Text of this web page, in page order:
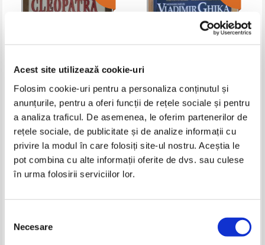
Acest site utilizează cookie-uri
Folosim cookie-uri pentru a personaliza conținutul și
anunțurile, pentru a oferi funcții de rețele sociale și pentru
a analiza traficul. De asemenea, le oferim partenerilor de
rețele sociale, de publicitate și de analize informații cu
privire la modul în care folosiți site-ul nostru. Aceștia le
pot combina cu alte informații oferite de dvs. sau culese
în urma folosirii serviciilor lor.
consimțământului
Necesare
Michel Peyramaure - Cleopatra
35,00Lei 22,75
Adaugă în coș
Gaetan Evrard - Monseigneur
Lei
Adaugă în coș